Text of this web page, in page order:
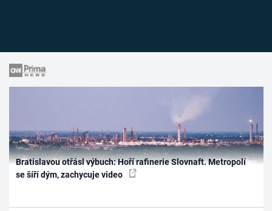
Bratislavou otřásl výbuch: Hoří rafinerie Slovnaft. Metropolí
se šíří dým, zachycuje video